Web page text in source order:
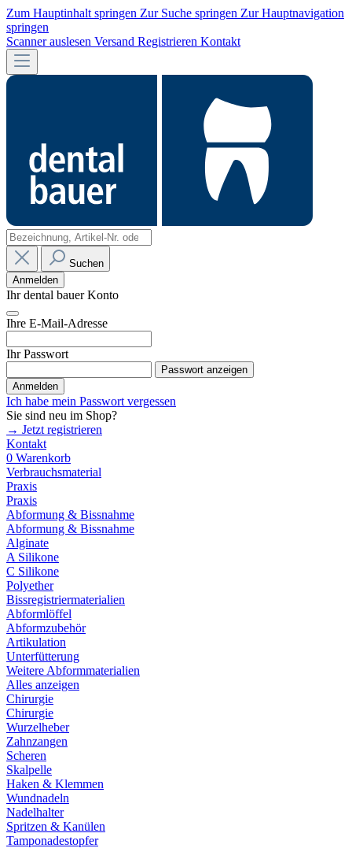
Zum Hauptinhalt springen Zur Suche springen Zur Hauptnavigation
springen
Scanner auslesen Versand Registrieren Kontakt
Suchen
Anmelden
Ihr dental bauer Konto
Ihre E-Mail-Adresse
Ihr Passwort
Passwort anzeigen
Anmelden
Ich habe mein Passwort vergessen
Sie sind neu im Shop?
→ Jetzt registrieren
Kontakt
0 Warenkorb
Verbrauchsmaterial
Praxis
Praxis
Abformung & Bissnahme
Abformung & Bissnahme
Alginate
A Silikone
C Silikone
Polyether
Bissregistriermaterialien
Abformlöffel
Abformzubehör
Artikulation
Unterfütterung
Weitere Abformmaterialien
Alles anzeigen
Chirurgie
Chirurgie
Wurzelheber
Zahnzangen
Scheren
Skalpelle
Haken & Klemmen
Wundnadeln
Nadelhalter
Spritzen & Kanülen
Tamponadestopfer